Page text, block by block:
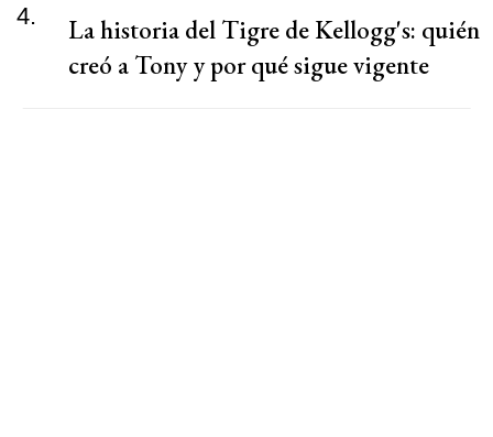
4.
La historia del Tigre de Kellogg's: quién
creó a Tony y por qué sigue vigente